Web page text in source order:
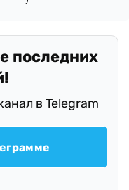
последних